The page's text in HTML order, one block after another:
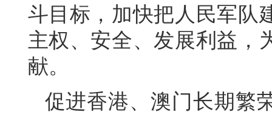
斗目标，加快把人民军队
主权、安全、发展利益，
献。
促进香港、澳门长期繁